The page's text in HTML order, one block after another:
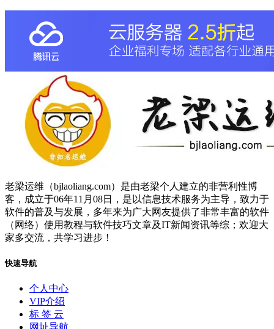
老梁运维（bjlaoliang.com）是由老梁个人建立的非营利性博
客，成立于06年11月08日，是以信息技术服务为主导，致力于
软件的普及与发展，多年来为广大网友提供了非常丰富的软件
（网络）使用教程与软件技巧文章及IT新闻资讯等综；欢迎大
家多交流，共学习进步！
快速导航
个人中心
VIP介绍
标 签 云